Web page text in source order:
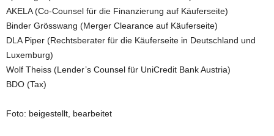
AKELA (Co-Counsel für die Finanzierung auf Käuferseite)
Binder Grösswang (Merger Clearance auf Käuferseite)
DLA Piper (Rechtsberater für die Käuferseite in Deutschland und
Luxemburg)
Wolf Theiss (Lender’s Counsel für UniCredit Bank Austria)
BDO (Tax)
Foto: beigestellt, bearbeitet